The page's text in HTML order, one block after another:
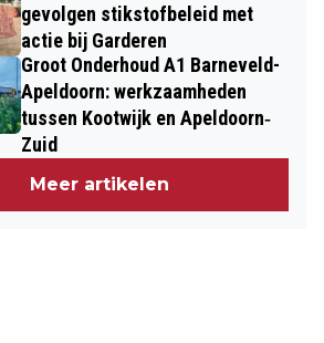
gevolgen stikstofbeleid met
actie bij Garderen
Groot Onderhoud A1 Barneveld-
Apeldoorn: werkzaamheden
tussen Kootwijk en Apeldoorn‐
Zuid
Meer artikelen